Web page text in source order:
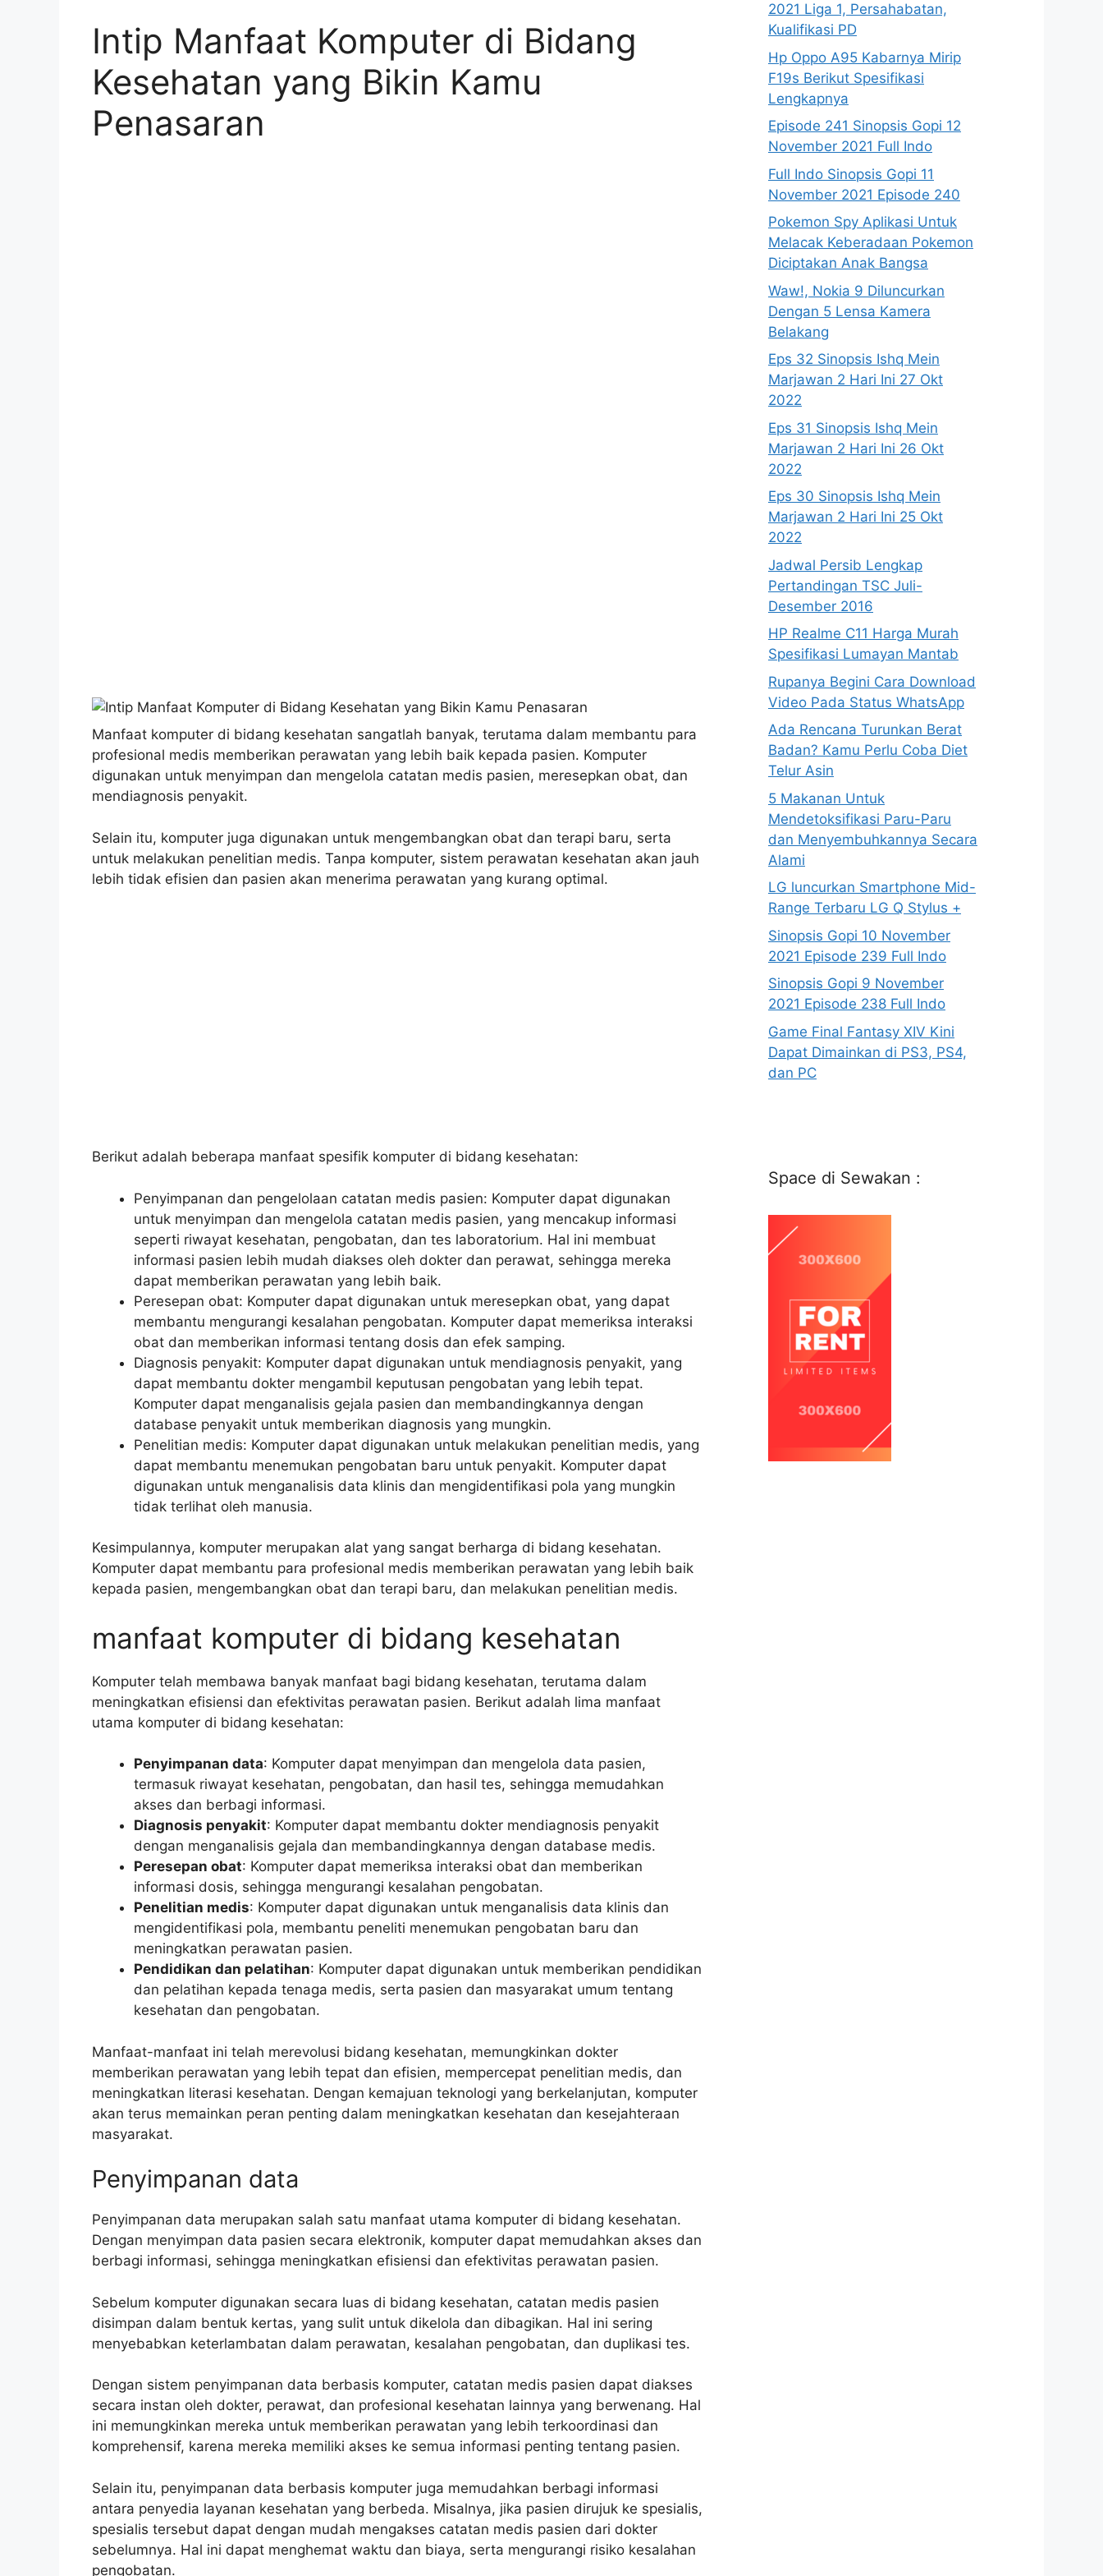
Intip Manfaat Komputer di Bidang
Kesehatan yang Bikin Kamu
Penasaran
Manfaat komputer di bidang kesehatan sangatlah banyak, terutama dalam membantu para
profesional medis memberikan perawatan yang lebih baik kepada pasien. Komputer
digunakan untuk menyimpan dan mengelola catatan medis pasien, meresepkan obat, dan
mendiagnosis penyakit.
Selain itu, komputer juga digunakan untuk mengembangkan obat dan terapi baru, serta
untuk melakukan penelitian medis. Tanpa komputer, sistem perawatan kesehatan akan jauh
lebih tidak efisien dan pasien akan menerima perawatan yang kurang optimal.
Berikut adalah beberapa manfaat spesifik komputer di bidang kesehatan:
Penyimpanan dan pengelolaan catatan medis pasien: Komputer dapat digunakan
untuk menyimpan dan mengelola catatan medis pasien, yang mencakup informasi
seperti riwayat kesehatan, pengobatan, dan tes laboratorium. Hal ini membuat
informasi pasien lebih mudah diakses oleh dokter dan perawat, sehingga mereka
dapat memberikan perawatan yang lebih baik.
Peresepan obat: Komputer dapat digunakan untuk meresepkan obat, yang dapat
membantu mengurangi kesalahan pengobatan. Komputer dapat memeriksa interaksi
obat dan memberikan informasi tentang dosis dan efek samping.
Diagnosis penyakit: Komputer dapat digunakan untuk mendiagnosis penyakit, yang
dapat membantu dokter mengambil keputusan pengobatan yang lebih tepat.
Komputer dapat menganalisis gejala pasien dan membandingkannya dengan
database penyakit untuk memberikan diagnosis yang mungkin.
Penelitian medis: Komputer dapat digunakan untuk melakukan penelitian medis, yang
dapat membantu menemukan pengobatan baru untuk penyakit. Komputer dapat
digunakan untuk menganalisis data klinis dan mengidentifikasi pola yang mungkin
tidak terlihat oleh manusia.
Kesimpulannya, komputer merupakan alat yang sangat berharga di bidang kesehatan.
Komputer dapat membantu para profesional medis memberikan perawatan yang lebih baik
kepada pasien, mengembangkan obat dan terapi baru, dan melakukan penelitian medis.
manfaat komputer di bidang kesehatan
Komputer telah membawa banyak manfaat bagi bidang kesehatan, terutama dalam
meningkatkan efisiensi dan efektivitas perawatan pasien. Berikut adalah lima manfaat
utama komputer di bidang kesehatan:
Penyimpanan data: Komputer dapat menyimpan dan mengelola data pasien,
termasuk riwayat kesehatan, pengobatan, dan hasil tes, sehingga memudahkan
akses dan berbagi informasi.
Diagnosis penyakit: Komputer dapat membantu dokter mendiagnosis penyakit
dengan menganalisis gejala dan membandingkannya dengan database medis.
Peresepan obat: Komputer dapat memeriksa interaksi obat dan memberikan
informasi dosis, sehingga mengurangi kesalahan pengobatan.
Penelitian medis: Komputer dapat digunakan untuk menganalisis data klinis dan
mengidentifikasi pola, membantu peneliti menemukan pengobatan baru dan
meningkatkan perawatan pasien.
Pendidikan dan pelatihan: Komputer dapat digunakan untuk memberikan pendidikan
dan pelatihan kepada tenaga medis, serta pasien dan masyarakat umum tentang
kesehatan dan pengobatan.
Manfaat-manfaat ini telah merevolusi bidang kesehatan, memungkinkan dokter
memberikan perawatan yang lebih tepat dan efisien, mempercepat penelitian medis, dan
meningkatkan literasi kesehatan. Dengan kemajuan teknologi yang berkelanjutan, komputer
akan terus memainkan peran penting dalam meningkatkan kesehatan dan kesejahteraan
masyarakat.
Penyimpanan data
Penyimpanan data merupakan salah satu manfaat utama komputer di bidang kesehatan.
Dengan menyimpan data pasien secara elektronik, komputer dapat memudahkan akses dan
berbagi informasi, sehingga meningkatkan efisiensi dan efektivitas perawatan pasien.
Sebelum komputer digunakan secara luas di bidang kesehatan, catatan medis pasien
disimpan dalam bentuk kertas, yang sulit untuk dikelola dan dibagikan. Hal ini sering
menyebabkan keterlambatan dalam perawatan, kesalahan pengobatan, dan duplikasi tes.
Dengan sistem penyimpanan data berbasis komputer, catatan medis pasien dapat diakses
secara instan oleh dokter, perawat, dan profesional kesehatan lainnya yang berwenang. Hal
ini memungkinkan mereka untuk memberikan perawatan yang lebih terkoordinasi dan
komprehensif, karena mereka memiliki akses ke semua informasi penting tentang pasien.
Selain itu, penyimpanan data berbasis komputer juga memudahkan berbagi informasi
antara penyedia layanan kesehatan yang berbeda. Misalnya, jika pasien dirujuk ke spesialis,
spesialis tersebut dapat dengan mudah mengakses catatan medis pasien dari dokter
sebelumnya. Hal ini dapat menghemat waktu dan biaya, serta mengurangi risiko kesalahan
pengobatan.
2021 Liga 1, Persahabatan,
Kualifikasi PD
Hp Oppo A95 Kabarnya Mirip
F19s Berikut Spesifikasi
Lengkapnya
Episode 241 Sinopsis Gopi 12
November 2021 Full Indo
Full Indo Sinopsis Gopi 11
November 2021 Episode 240
Pokemon Spy Aplikasi Untuk
Melacak Keberadaan Pokemon
Diciptakan Anak Bangsa
Waw!, Nokia 9 Diluncurkan
Dengan 5 Lensa Kamera
Belakang
Eps 32 Sinopsis Ishq Mein
Marjawan 2 Hari Ini 27 Okt
2022
Eps 31 Sinopsis Ishq Mein
Marjawan 2 Hari Ini 26 Okt
2022
Eps 30 Sinopsis Ishq Mein
Marjawan 2 Hari Ini 25 Okt
2022
Jadwal Persib Lengkap
Pertandingan TSC Juli-
Desember 2016
HP Realme C11 Harga Murah
Spesifikasi Lumayan Mantab
Rupanya Begini Cara Download
Video Pada Status WhatsApp
Ada Rencana Turunkan Berat
Badan? Kamu Perlu Coba Diet
Telur Asin
5 Makanan Untuk
Mendetoksifikasi Paru-Paru
dan Menyembuhkannya Secara
Alami
LG luncurkan Smartphone Mid-
Range Terbaru LG Q Stylus +
Sinopsis Gopi 10 November
2021 Episode 239 Full Indo
Sinopsis Gopi 9 November
2021 Episode 238 Full Indo
Game Final Fantasy XIV Kini
Dapat Dimainkan di PS3, PS4,
dan PC
Space di Sewakan :